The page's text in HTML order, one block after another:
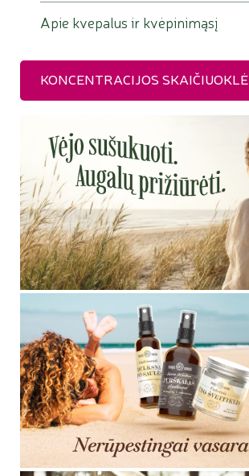
Apie kvepalus ir kvėpinimąsį
KONCENTRACIJOS SKAIČIUOKLĖ